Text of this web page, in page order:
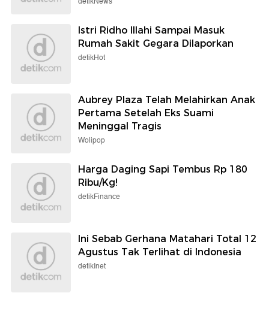
Istri Ridho Illahi Sampai Masuk
Rumah Sakit Gegara Dilaporkan
detikHot
Aubrey Plaza Telah Melahirkan Anak
Pertama Setelah Eks Suami
Meninggal Tragis
Wolipop
Harga Daging Sapi Tembus Rp 180
Ribu/Kg!
detikFinance
Ini Sebab Gerhana Matahari Total 12
Agustus Tak Terlihat di Indonesia
detikInet